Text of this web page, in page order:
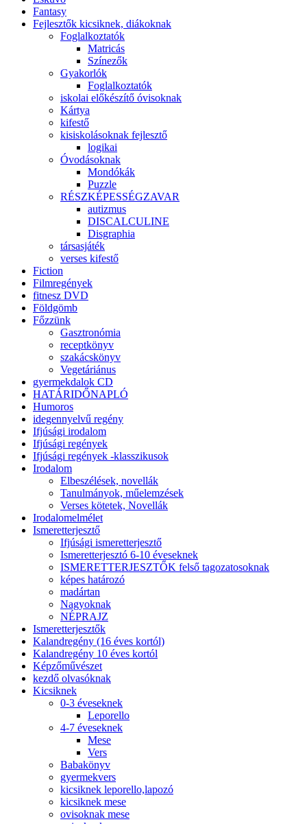
Fantasy
Fejlesztők kicsiknek, diákoknak
Foglalkoztatók
Matricás
Színezők
Gyakorlók
Foglalkoztatók
iskolai előkészítő óvisoknak
Kártya
kifestő
kisiskolásoknak fejlesztő
logikai
Óvodásoknak
Mondókák
Puzzle
RÉSZKÉPESSÉGZAVAR
autizmus
DISCALCULINE
Disgraphia
társasjáték
verses kifestő
Fiction
Filmregények
fitnesz DVD
Földgömb
Főzzünk
Gasztronómia
receptkönyv
szakácskönyv
Vegetáriánus
gyermekdalok CD
HATÁRIDŐNAPLÓ
Humoros
idegennyelvű regény
Ifjúsági irodalom
Ifjúsági regények
Ifjúsági regények -klasszikusok
Irodalom
Elbeszélések, novellák
Tanulmányok, műelemzések
Verses kötetek, Novellák
Irodalomelmélet
Ismeretterjesztő
Ifjúsági ismeretterjesztő
Ismeretterjesztó 6-10 éveseknek
ISMERETTERJESZTŐK felső tagozatosoknak
képes határozó
madártan
Nagyoknak
NÉPRAJZ
Ismeretterjesztők
Kalandregény (16 éves kortól)
Kalandregény 10 éves kortól
Képzőművészet
kezdő olvasóknak
Kicsiknek
0-3 éveseknek
Leporello
4-7 éveseknek
Mese
Vers
Babakönyv
gyermekvers
kicsiknek leporello,lapozó
kicsiknek mese
ovisoknak mese